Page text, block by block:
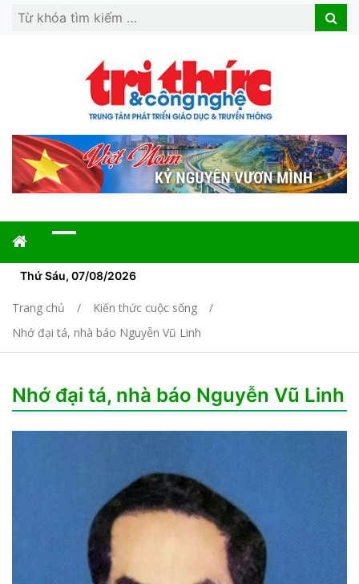
Search
Search
Thứ Sáu, 07/08/2026
Trang chủ
Kiến thức cuộc sống
Nhớ đại tá, nhà báo Nguyễn Vũ Linh
Nhớ đại tá, nhà báo Nguyễn Vũ Linh